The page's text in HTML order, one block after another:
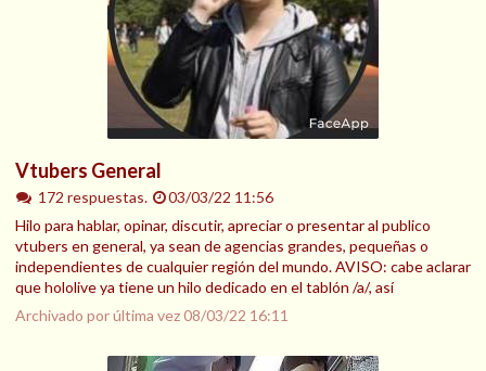
Vtubers General
172 respuestas.
03/03/22 11:56
Hilo para hablar, opinar, discutir, apreciar o presentar al publico
vtubers en general, ya sean de agencias grandes, pequeñas o
independientes de cualquier región del mundo. AVISO: cabe aclarar
que hololive ya tiene un hilo dedicado en el tablón /a/, así
Archivado por última vez08/03/22 16:11